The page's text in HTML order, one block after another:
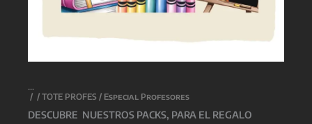
/ / TOTE PROFES / Especial Profesores
DESCUBRE NUESTROS PACKS, PARA EL REGALO